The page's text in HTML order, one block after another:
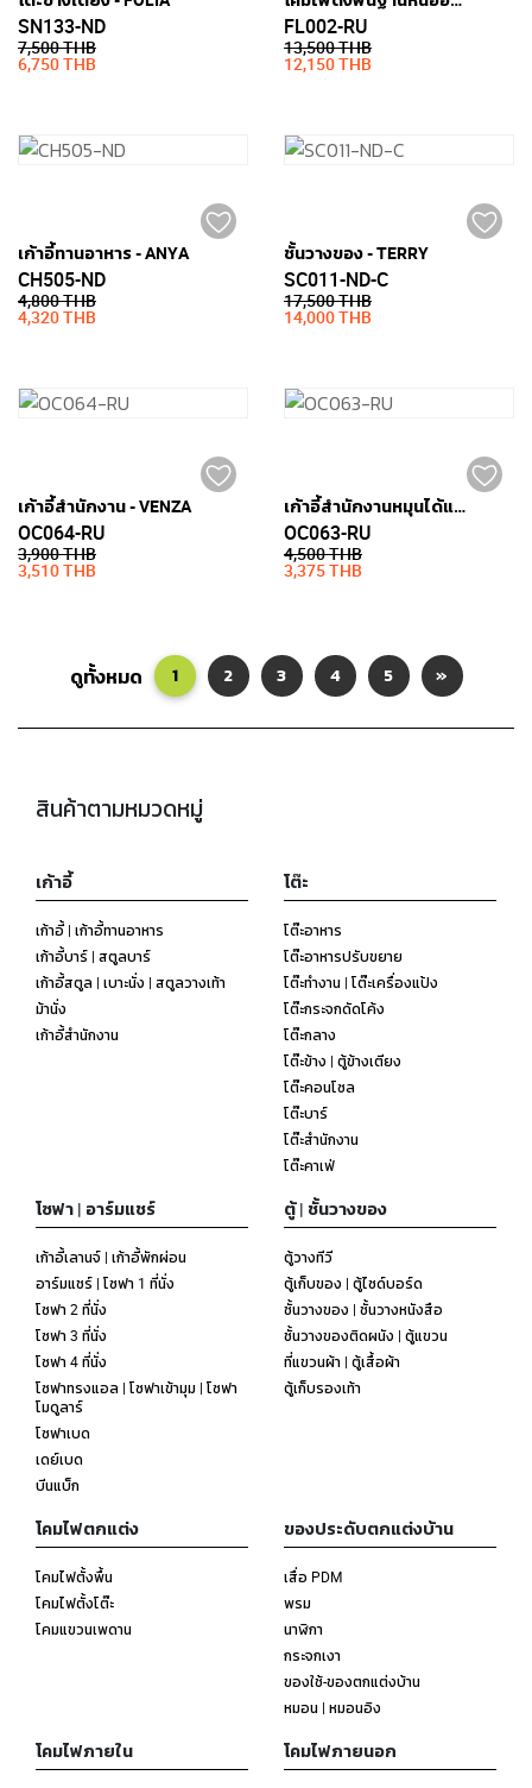
SN133-ND
7,500 THB
6,750 THB
FL002-RU
13,500 THB
12,150 THB
เก้าอี้ทานอาหาร - ANYA
CH505-ND
4,800 THB
4,320 THB
ชั้นวางของ - TERRY
SC011-ND-C
17,500 THB
14,000 THB
เก้าอี้สำนักงาน - VENZA
OC064-RU
3,900 THB
3,510 THB
เก้าอี้สำนักงานหมุนได้และมีล้อ - VENZA
OC063-RU
4,500 THB
3,375 THB
ดูทั้งหมด 1 2 3 4 5 »
สินค้าตามหมวดหมู่
เก้าอี้
เก้าอี้ | เก้าอี้ทานอาหาร
เก้าอี้บาร์ | สตูลบาร์
เก้าอี้สตูล | เบาะนั่ง | สตูลวางเท้า
ม้านั่ง
เก้าอี้สำนักงาน
โต๊ะ
โต๊ะอาหาร
โต๊ะอาหารปรับขยาย
โต๊ะทำงาน | โต๊ะเครื่องแป้ง
โต๊ะกระจกดัดโค้ง
โต๊ะกลาง
โต๊ะข้าง | ตู้ข้างเตียง
โต๊ะคอนโซล
โต๊ะบาร์
โต๊ะสำนักงาน
โต๊ะคาเฟ่
โซฟา | อาร์มแชร์
เก้าอี้เลานจ์ | เก้าอี้พักผ่อน
อาร์มแชร์ | โซฟา 1 ที่นั่ง
โซฟา 2 ที่นั่ง
โซฟา 3 ที่นั่ง
โซฟา 4 ที่นั่ง
โซฟาทรงแอล | โซฟาเข้ามุม | โซฟา
โมดูลาร์
โซฟาเบด
เดย์เบด
บีนแบ็ก
ตู้ | ชั้นวางของ
ตู้วางทีวี
ตู้เก็บของ | ตู้ไซด์บอร์ด
ชั้นวางของ | ชั้นวางหนังสือ
ชั้นวางของติดผนัง | ตู้แขวน
ที่แขวนผ้า | ตู้เสื้อผ้า
ตู้เก็บรองเท้า
โคมไฟตกแต่ง
โคมไฟตั้งพื้น
โคมไฟตั้งโต๊ะ
โคมแขวนเพดาน
ของประดับตกแต่งบ้าน
เสื่อ PDM
พรม
นาฬิกา
กระจกเงา
ของใช้-ของตกแต่งบ้าน
หมอน | หมอนอิง
โคมไฟภายใน โคมไฟภายนอก